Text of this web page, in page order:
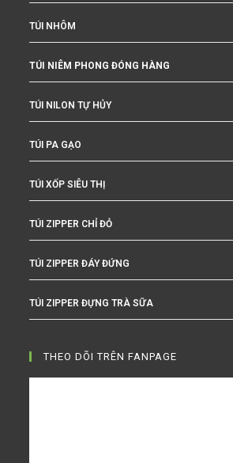
TÚI NHÔM
TÚI NIÊM PHONG ĐÓNG HÀNG
TÚI NILON TỰ HỦY
TÚI PA GẠO
TÚI XỐP SIÊU THỊ
TÚI ZIPPER CHỈ ĐỎ
TÚI ZIPPER ĐÁY ĐỨNG
TÚI ZIPPER ĐỰNG TRÀ SỮA
THEO DÕI TRÊN FANPAGE